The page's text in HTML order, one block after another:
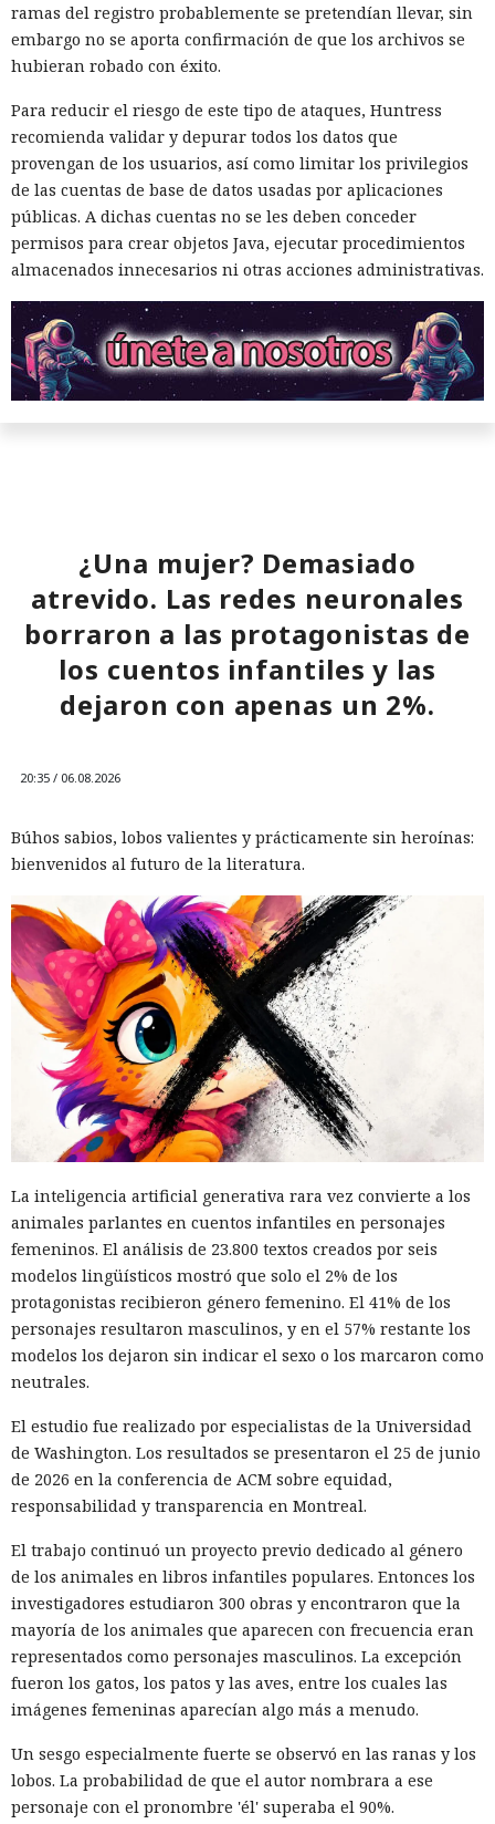
ramas del registro probablemente se pretendían llevar, sin
embargo no se aporta confirmación de que los archivos se
hubieran robado con éxito.
Para reducir el riesgo de este tipo de ataques, Huntress
recomienda validar y depurar todos los datos que
provengan de los usuarios, así como limitar los privilegios
de las cuentas de base de datos usadas por aplicaciones
públicas. A dichas cuentas no se les deben conceder
permisos para crear objetos Java, ejecutar procedimientos
almacenados innecesarios ni otras acciones administrativas.
¿Una mujer? Demasiado
atrevido. Las redes neuronales
borraron a las protagonistas de
los cuentos infantiles y las
dejaron con apenas un 2%.
20:35 / 06.08.2026
Búhos sabios, lobos valientes y prácticamente sin heroínas:
bienvenidos al futuro de la literatura.
La inteligencia artificial generativa rara vez convierte a los
animales parlantes en cuentos infantiles en personajes
femeninos. El análisis de 23.800 textos creados por seis
modelos lingüísticos mostró que solo el 2% de los
protagonistas recibieron género femenino. El 41% de los
personajes resultaron masculinos, y en el 57% restante los
modelos los dejaron sin indicar el sexo o los marcaron como
neutrales.
El estudio fue realizado por especialistas de la Universidad
de Washington. Los resultados se presentaron el 25 de junio
de 2026 en la conferencia de ACM sobre equidad,
responsabilidad y transparencia en Montreal.
El trabajo continuó un proyecto previo dedicado al género
de los animales en libros infantiles populares. Entonces los
investigadores estudiaron 300 obras y encontraron que la
mayoría de los animales que aparecen con frecuencia eran
representados como personajes masculinos. La excepción
fueron los gatos, los patos y las aves, entre los cuales las
imágenes femeninas aparecían algo más a menudo.
Un sesgo especialmente fuerte se observó en las ranas y los
lobos. La probabilidad de que el autor nombrara a ese
personaje con el pronombre 'él' superaba el 90%.